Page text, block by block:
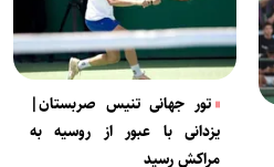
تور جهانی تنیس صربستان|
یزدانی با عبور از روسیه به
مراکش رسید